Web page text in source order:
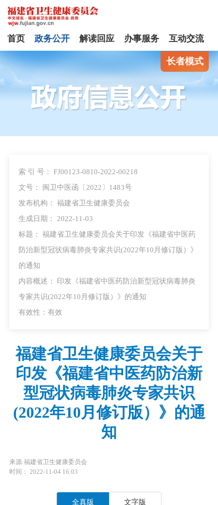
首页 政务公开 解读回应 办事服务 互动交流
长者模式
索 引 号： FJ00123-0810-2022-00218
文号： 闽卫中医函〔2022〕1483号
发布机构： 福建省卫生健康委员会
生成日期： 2022-11-03
标题： 福建省卫生健康委员会关于印发《福建省中医药
防治新型冠状病毒肺炎专家共识(2022年10月修订版）》
的通知
内容概述： 印发《福建省中医药防治新型冠状病毒肺炎
专家共识(2022年10月修订版）》的通知
有效性：有效
福建省卫生健康委员会关于
印发《福建省中医药防治新
型冠状病毒肺炎专家共识
(2022年10月修订版）》的通
知
来源:福建省卫生健康委员会
时间： 2022-11-04 16:03
全真版 文字版